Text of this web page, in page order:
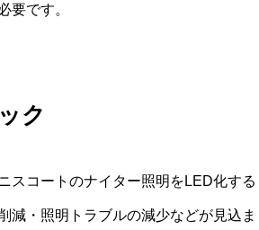
要です。
ク
スコートのナイター照明をLED化する
減・照明トラブルの減少などが見込ま